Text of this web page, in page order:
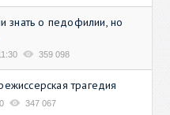
знать о педофилии, но
359 098
трагедия
347 067